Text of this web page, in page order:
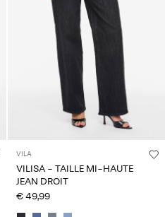
VILA
VILISA - TAILLE MI-HAUTE
JEAN DROIT
€ 49,99